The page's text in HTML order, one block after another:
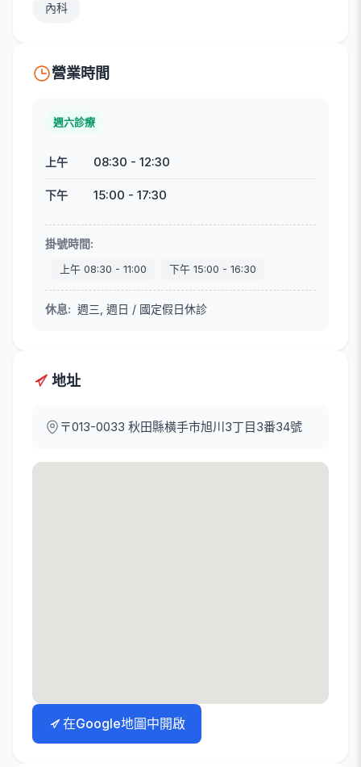
內科
營業時間
週六診療
上午 08:30 - 12:30
下午 15:00 - 17:30
掛號時間:
上午 08:30 - 11:00 下午 15:00 - 16:30
休息: 週三, 週日 / 國定假日休診
地址
〒013-0033 秋田縣橫手市旭川3丁目3番34號
在Google地圖中開啟